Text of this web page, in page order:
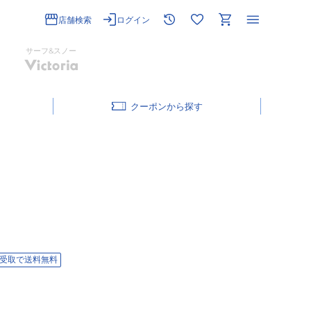
店舗検索 ログイン
サーフ&スノー
クーポン
取で送料無料